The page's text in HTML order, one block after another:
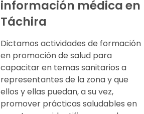
información médica en
Táchira
Dictamos actividades de formación
en promoción de salud para
capacitar en temas sanitarios a
representantes de la zona y que
ellos y ellas puedan, a su vez,
promover prácticas saludables en